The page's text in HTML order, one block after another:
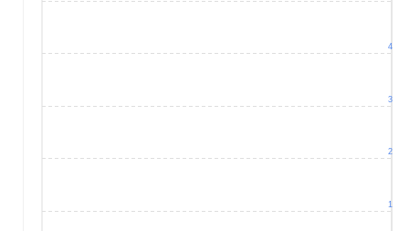
1
2
3
4